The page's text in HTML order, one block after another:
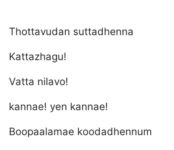
Thottavudan suttadhenna
Kattazhagu!
Vatta nilavo!
kannae! yen kannae!
Boopaalamae koodadhennum